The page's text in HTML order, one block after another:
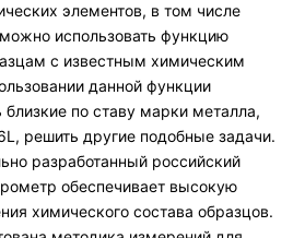
элементов, в том числе
использовать функцию
с известным химическим
данной функции
близкие по ставу марки металла,
решить другие подобные задачи.
разработанный российский
обеспечивает высокую
химического состава образцов.